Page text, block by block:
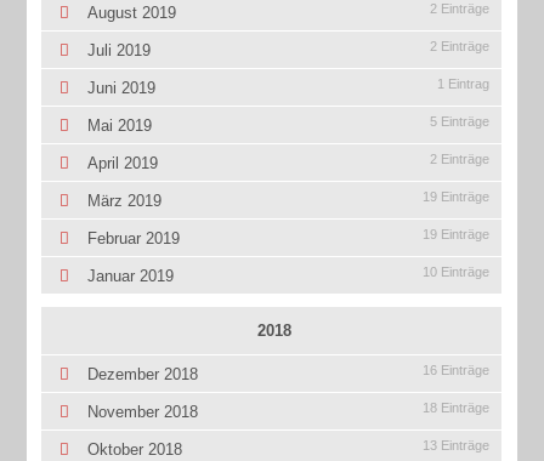
August 2019 2 Einträge
Juli 2019 2 Einträge
Juni 2019 1 Eintrag
Mai 2019 5 Einträge
April 2019 2 Einträge
März 2019 19 Einträge
Februar 2019 19 Einträge
Januar 2019 10 Einträge
2018
Dezember 2018 16 Einträge
November 2018 18 Einträge
Oktober 2018 13 Einträge